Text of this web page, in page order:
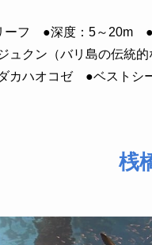
ーフ ●深度：5～
ュクン（バリ島の伝統
カハオコゼ ●ベストシ
桟